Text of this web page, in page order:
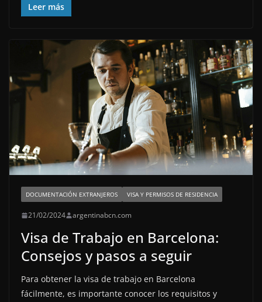
Leer más
DOCUMENTACIÓN EXTRANJEROS VISA Y PERMISOS DE RESIDENCIA
21/02/2024 argentinabcn.com
Visa de Trabajo en Barcelona:
Consejos y pasos a seguir
Para obtener la visa de trabajo en Barcelona
fácilmente, es importante conocer los requisitos y